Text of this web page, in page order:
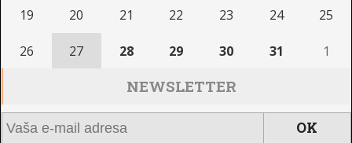
19 20 21 22 23 24 25
26 27 28 29 30 31 1
NEWSLETTER